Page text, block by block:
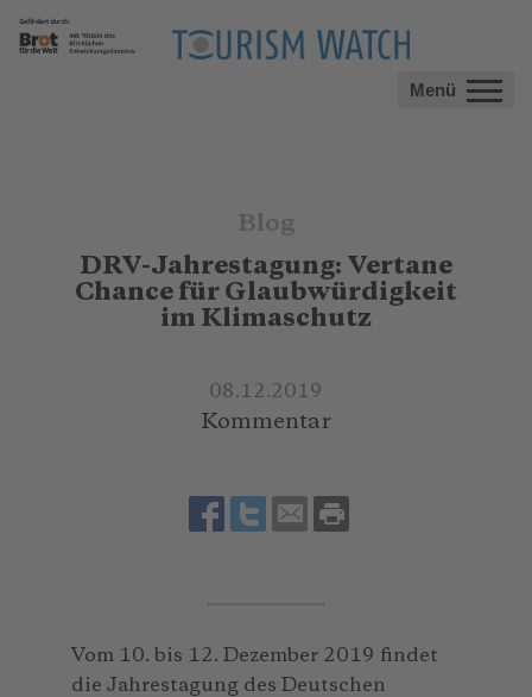
Menü
Blog
DRV-Jahrestagung: Vertane
Chance für Glaubwürdigkeit
im Klimaschutz
08.12.2019
Kommentar
Vom 10. bis 12. Dezember 2019 findet
die Jahrestagung des Deutschen